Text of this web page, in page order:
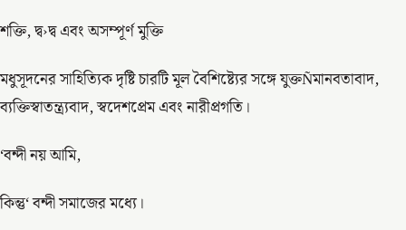
শক্তি, দ্ব›দ্ব এবং অসম্পূর্ণ মুক্তি
মধুসূদনের সাহিত্যিক দৃষ্টি চারটি মূল বৈশিষ্ট্যের সঙ্গে যুক্তÑমানবতাবাদ,
ব্যক্তিস্বাতন্ত্র‍্যবাদ, স্বদেশপ্রেম এবং নারীপ্রগতি।
‘বন্দী নয় আমি,
কিন্তু‘ বন্দী সমাজের মধ্যে।